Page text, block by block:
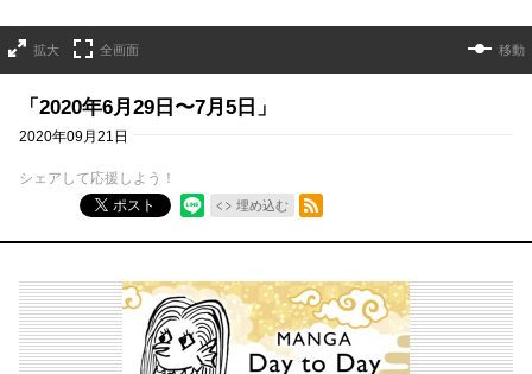
拡大 全画面 移動
「2020年6月29日〜7月5日」
2020年09月21日
シェアして応援しよう！
ポスト
埋め込む
RSSフィード